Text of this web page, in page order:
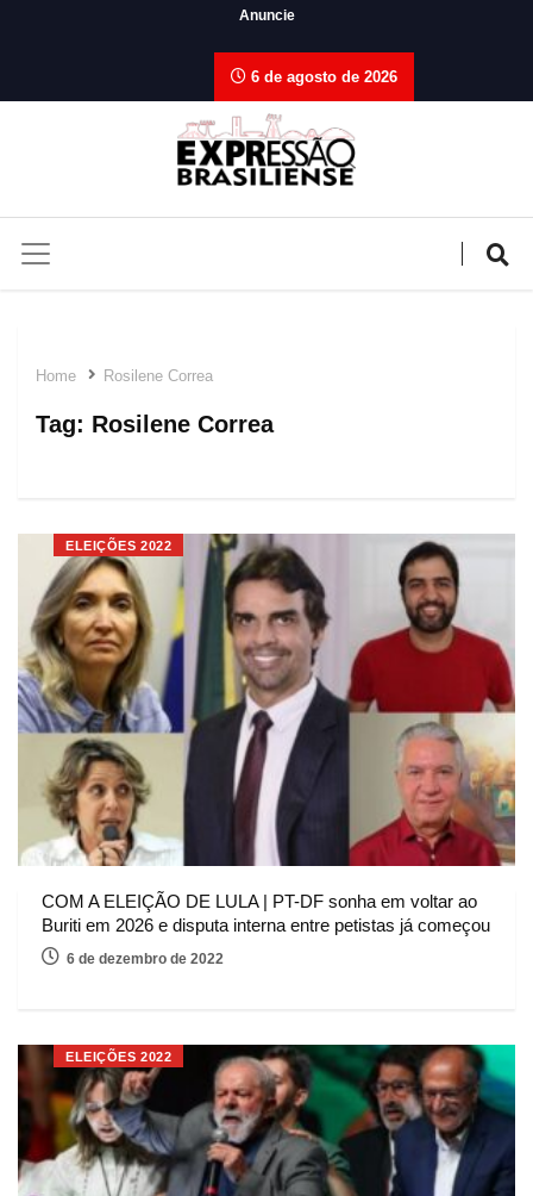
Anuncie
6 de agosto de 2026
Home Rosilene Correa
Tag: Rosilene Correa
ELEIÇÕES 2022
COM A ELEIÇÃO DE LULA | PT-DF sonha em voltar ao
Buriti em 2026 e disputa interna entre petistas já começou
6 de dezembro de 2022
ELEIÇÕES 2022